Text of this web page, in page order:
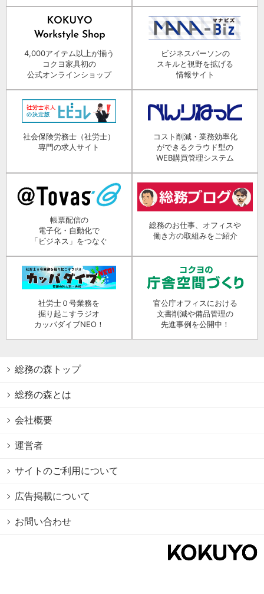
4,000アイテム以上が揃う
コクヨ家具初の
公式オンラインショップ
ビジネスパーソンの
スキルと視野を拡げる
情報サイト
社会保険労務士（社労士）
専門の求人サイト
コスト削減・業務効率化
ができるクラウド型の
WEB購買管理システム
帳票配信の
電子化・自動化で
「ビジネス」をつなぐ
総務のお仕事、オフィスや
働き方の取組みをご紹介
社労士０号業務を
掘り起こすラジオ
カッパダイブNEO！
官公庁オフィスにおける
文書削減や備品管理の
先進事例を公開中！
総務の森トップ
総務の森とは
会社概要
運営者
サイトのご利用について
広告掲載について
お問い合わせ